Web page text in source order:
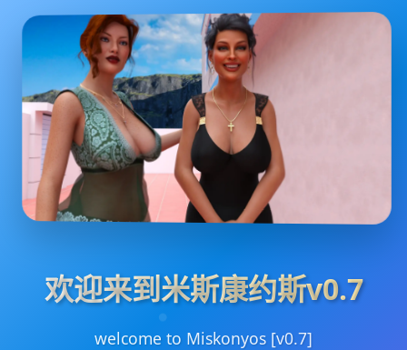
欢迎来到米斯康约斯v0.7
welcome to Miskonyos [v0.7]